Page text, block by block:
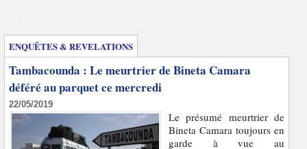
ENQUÊTES & REVELATIONS
Tambacounda : Le meurtrier de Bineta Camara
déféré au parquet ce mercredi
22/05/2019
Le présumé meurtrier de
Bineta Camara toujours en
garde à vue au